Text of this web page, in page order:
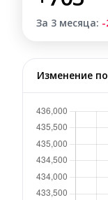
За 3 месяца: -
Изменение